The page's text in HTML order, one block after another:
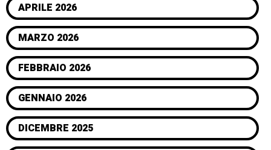
APRILE 2026
MARZO 2026
FEBBRAIO 2026
GENNAIO 2026
DICEMBRE 2025